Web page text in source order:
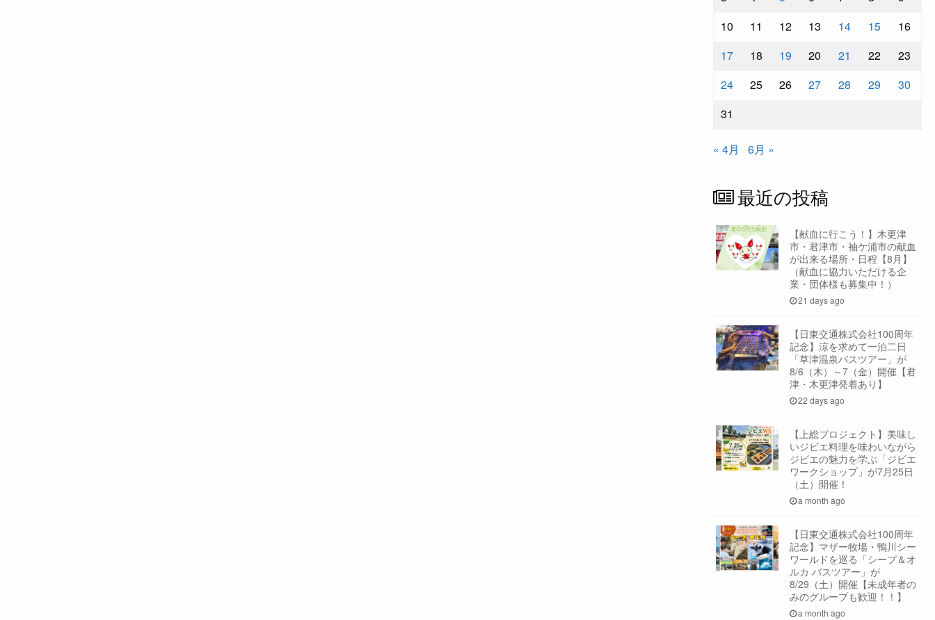
10
11 12 13 14 15
16
17
18 19 20 21 22
23
24
25 26 27 28 29
30
31
« 4月 6月 »
最近の投稿
【献血に行こう！】木更津
市・君津市・袖ケ浦市の献血
が出来る場所・日程【8月】
（献血に協力いただける企
業・団体様も募集中！）
21 days ago
【日東交通株式会社100周年
記念】涼を求めて一泊二日
「草津温泉バスツアー」が
8/6（木）～7（金）開催【君
津・木更津発着あり】
22 days ago
【上総プロジェクト】美味し
いジビエ料理を味わいながら
ジビエの魅力を学ぶ「ジビエ
ワークショップ」が7月25日
（土）開催！
a month ago
【日東交通株式会社100周年
記念】マザー牧場・鴨川シー
ワールドを巡る「シープ＆オ
ルカ バスツアー」が
8/29（土）開催【未成年者の
みのグループも歓迎！！】
a month ago